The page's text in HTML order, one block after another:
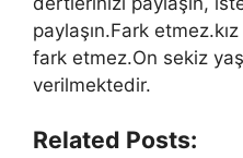
paylaşın.Fark
fark etmez.On sekiz
verilmektedir.
Related Posts: